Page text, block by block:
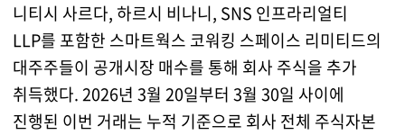
니티시 사르다, 하르시 비나니, SNS 인프라리얼티
LLP를 포함한 스마트웍스 코워킹 스페이스 리미티드의
대주주들이 공개시장 매수를 통해 회사 주식을 추가
취득했다. 2026년 3월 20일부터 3월 30일 사이에
진행된 이번 거래는 누적 기준으로 회사 전체 주식자본